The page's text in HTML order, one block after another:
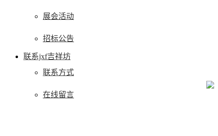
展会活动
招标公告
联系jxf吉祥坊
联系方式
在线留言